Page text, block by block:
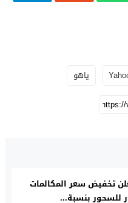
ياهو
تخفيض سعر المكالمات
للسحور بنسبة...